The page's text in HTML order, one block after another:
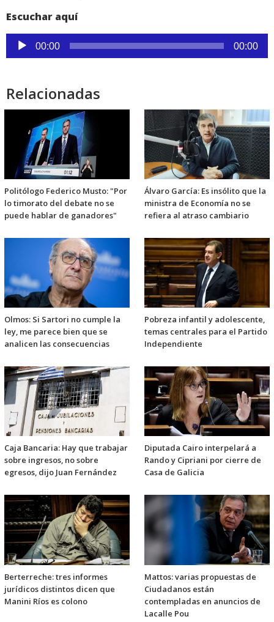
Escuchar aquí
Reproductor
de
00:00 00:00
Relacionadas
Politólogo Federico Musto: "Por
lo timorato del debate no se
puede hablar de ganadores"
Álvaro García: Es insólito que la
ministra de Economía no se
refiera al atraso cambiario
Olmos: Si Sartori no cumple la
ley, me parece bien que se
analicen las consecuencias
Pobreza infantil y adolescente,
temas centrales para el Partido
Independiente
Caja Bancaria: Hay que trabajar
sobre ingresos, no sobre
egresos, dijo Juan Fernández
Diputada Cairo interpelará a
Rando y Cipriani por cierre de
Casa de Galicia
Berterreche: tres informes
jurídicos distintos dicen que
Manini Ríos es colono
Mattos: varias propuestas de
Ciudadanos están
contempladas en anuncios de
Lacalle Pou